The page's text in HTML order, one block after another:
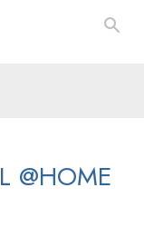
@HOME